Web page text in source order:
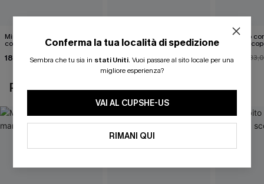
Mini abito senza maniche
con colletto nero
18,90 €
cintura e stampa a foglie
26,90 €
Mini abito
schiena
26,00 €
POTREBBE INTERESSARTI ANCHE
Conferma la tua località di spedizione
Sembra che tu sia in stati Uniti. Vuoi passare al sito locale per una
migliore esperienza?
VAI AL CUPSHE-US
RIMANI QUI